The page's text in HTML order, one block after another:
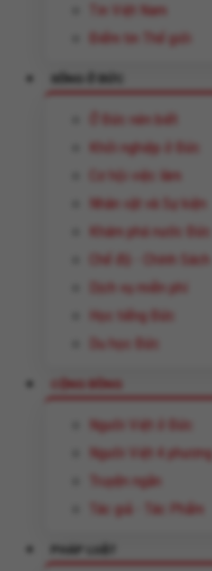
Tin Việt Nam
Điểm tin Thế giới
SỐNG Ở ĐỨC
Ở Đức nên biết
Khởi nghiệp ở Đức
Cơ hội việc làm
Nhân vật và Sự kiện
Khám phá nước Đức
Chế độ - Chính Sách
Dịch vụ miễn phí
Học tiếng Đức
Du học Đức
CỘNG ĐỒNG
Người Việt ở Đức
Người Việt 4 phương
Truyện ngắn
Tác giả - Tác Phẩm